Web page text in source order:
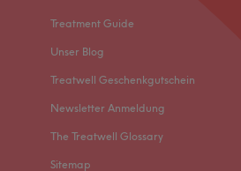
Treatment Guide
Unser Blog
Treatwell Geschenkgutschein
Newsletter Anmeldung
The Treatwell Glossary
Sitemap